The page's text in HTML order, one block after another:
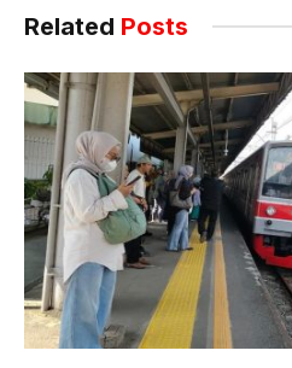
Related Posts